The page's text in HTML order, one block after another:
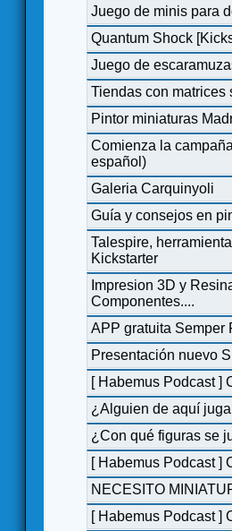
Juego de minis para
Quantum Shock
Juego de
Tiendas con matrices
Pintor miniaturas
Comienza la
español)
Galeria Carquinyoli
Guía y consejos en
Talespire,
Kickstarter
Impresion 3D y
Componentes....
APP gratuita Semper
Presentación nuevo
[ Habemus Podcast ]
¿Alguien de aquí
¿Con qué figuras se
[ Habemus Podcast ]
NECESITO
[ Habemus Podcast ]